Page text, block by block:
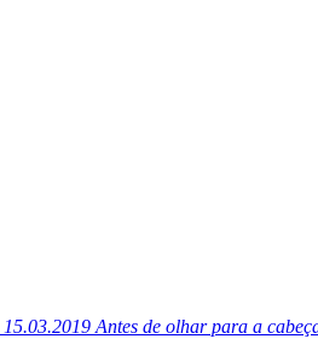
15.03.2019 Antes de olhar para a